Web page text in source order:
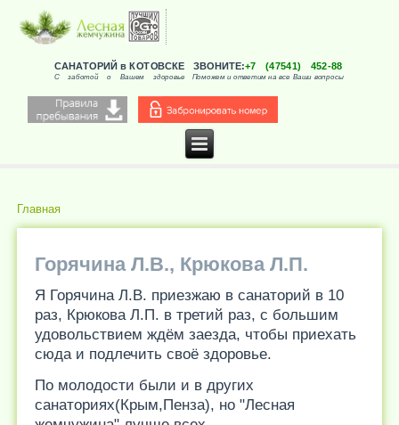
САНАТОРИЙ в КОТОВСКЕ
С заботой о Вашем здоровье
ЗВОНИТЕ:+7 (47541) 452-88
Поможем и ответим на все Ваши вопросы
Вы здесь
Главная
Горячина Л.В., Крюкова Л.П.
Я Горячина Л.В. приезжаю в санаторий в 10
раз, Крюкова Л.П. в третий раз, с большим
удовольствием ждём заезда, чтобы приехать
сюда и подлечить своё здоровье.
По молодости были и в других
санаториях(Крым,Пенза), но "Лесная